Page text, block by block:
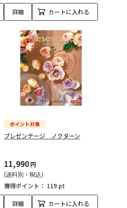
詳細 カートに入れる
プレゼンテージ ノクターン
11,990円
(送料別・税込)
獲得ポイント： 119 pt
詳細 カートに入れる